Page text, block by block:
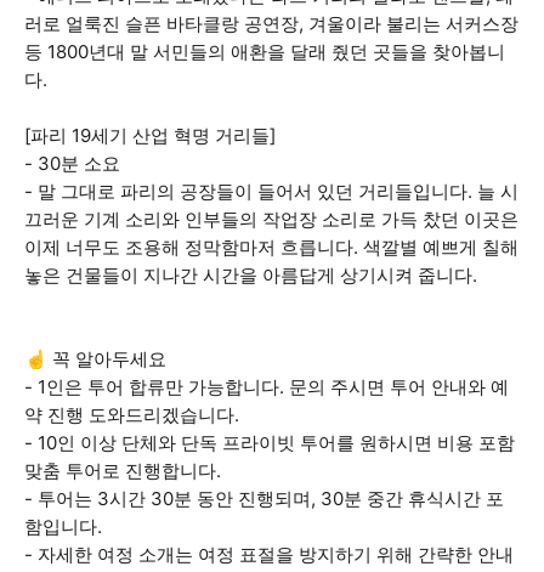
러로 얼룩진 슬픈 바타클랑 공연장, 겨울이라 불리는 서커스장
등 1800년대 말 서민들의 애환을 달래 줬던 곳들을 찾아봅니
다.
[파리 19세기 산업 혁명 거리들]
- 30분 소요
- 말 그대로 파리의 공장들이 들어서 있던 거리들입니다. 늘 시
끄러운 기계 소리와 인부들의 작업장 소리로 가득 찼던 이곳은
이제 너무도 조용해 정막함마저 흐릅니다. 색깔별 예쁘게 칠해
놓은 건물들이 지나간 시간을 아름답게 상기시켜 줍니다.
☝️ 꼭 알아두세요
- 1인은 투어 합류만 가능합니다. 문의 주시면 투어 안내와 예
약 진행 도와드리겠습니다.
- 10인 이상 단체와 단독 프라이빗 투어를 원하시면 비용 포함
맞춤 투어로 진행합니다.
- 투어는 3시간 30분 동안 진행되며, 30분 중간 휴식시간 포
함입니다.
- 자세한 여정 소개는 여정 표절을 방지하기 위해 간략한 안내